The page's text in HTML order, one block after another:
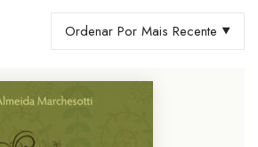
Ordenar Por Mais Recente